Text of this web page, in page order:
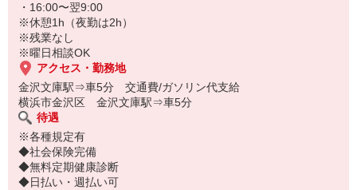
・16:00〜翌9:00
※休憩1h（夜勤は2h）
※残業なし
※曜日相談OK
アクセス・勤務地
金沢文庫駅⇒車5分 交通費/ガソリン代支給
横浜市金沢区 金沢文庫駅⇒車5分
待遇
※各種規定有
◆社会保険完備
◆無料定期健康診断
◆日払い・週払い可